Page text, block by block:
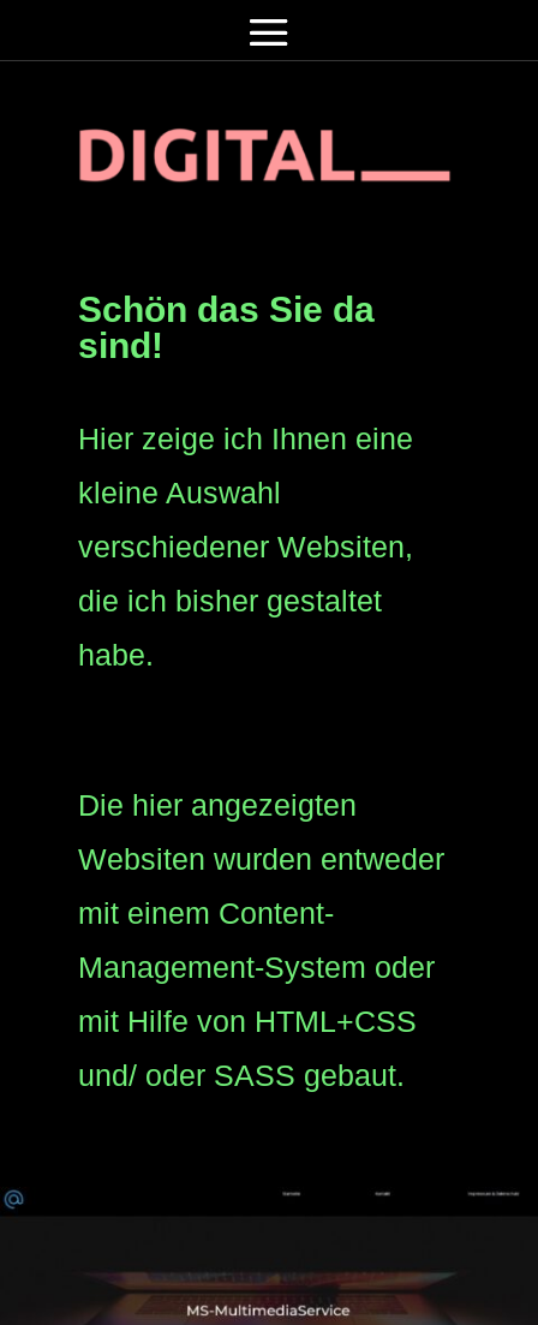
Schön das Sie da
sind!
Hier zeige ich Ihnen eine
kleine Auswahl
verschiedener Websiten,
die ich bisher gestaltet
habe.
Die hier angezeigten
Websiten wurden entweder
mit einem Content-
Management-System oder
mit Hilfe von HTML+CSS
und/ oder SASS gebaut.